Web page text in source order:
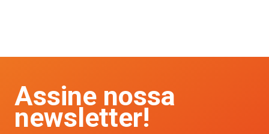
Assine nossa
newsletter!